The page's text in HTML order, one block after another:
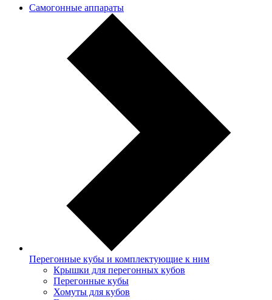
Самогонные аппараты
Перегонные кубы и комплектующие к ним
Крышки для перегонных кубов
Перегонные кубы
Хомуты для кубов